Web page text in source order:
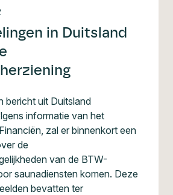
in Duitsland
bericht uit Duitsland
informatie van het
zal er binnenkort een
de
van de BTW-
saunadiensten komen. Deze
bevatten ter